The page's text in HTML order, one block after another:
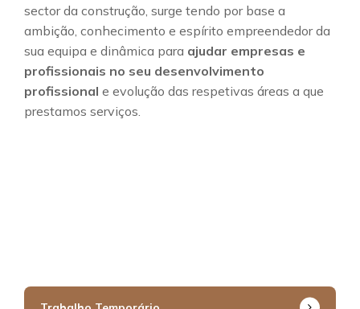
sector da construção, surge tendo por base a
ambição, conhecimento e espírito empreendedor da
sua equipa e dinâmica para ajudar empresas e
profissionais no seu desenvolvimento
profissional e evolução das respetivas áreas a que
prestamos serviços.